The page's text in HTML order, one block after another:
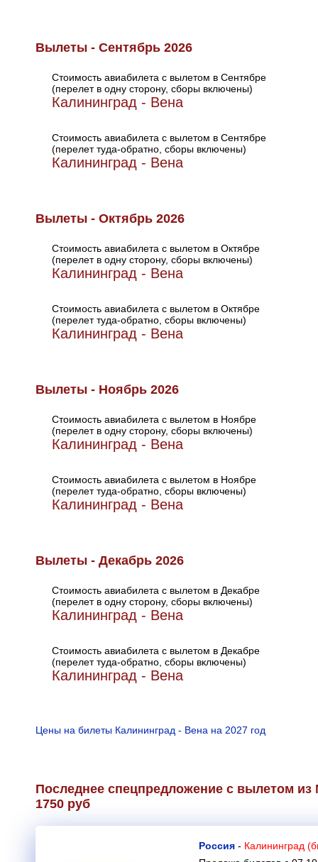
Вылеты - Сентябрь 2026
Стоимость авиабилета с вылетом в Сентябре
(перелет в одну сторону, сборы включены)
Калининград - Вена
Стоимость авиабилета с вылетом в Сентябре
(перелет туда-обратно, сборы включены)
Калининград - Вена
Вылеты - Октябрь 2026
Стоимость авиабилета с вылетом в Октябре
(перелет в одну сторону, сборы включены)
Калининград - Вена
Стоимость авиабилета с вылетом в Октябре
(перелет туда-обратно, сборы включены)
Калининград - Вена
Вылеты - Ноябрь 2026
Стоимость авиабилета с вылетом в Ноябре
(перелет в одну сторону, сборы включены)
Калининград - Вена
Стоимость авиабилета с вылетом в Ноябре
(перелет туда-обратно, сборы включены)
Калининград - Вена
Вылеты - Декабрь 2026
Стоимость авиабилета с вылетом в Декабре
(перелет в одну сторону, сборы включены)
Калининград - Вена
Стоимость авиабилета с вылетом в Декабре
(перелет туда-обратно, сборы включены)
Калининград - Вена
Цены на билеты Калининград - Вена на 2027 год
Последнее спецпредложение с вылетом
1750 руб
Россия - Калининград